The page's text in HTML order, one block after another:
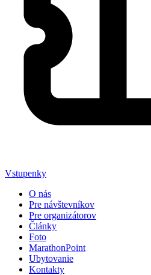
Vstupenky
O nás
Pre návštevníkov
Pre organizátorov
Články
Foto
MarathonPoint
Ubytovanie
Kontakty